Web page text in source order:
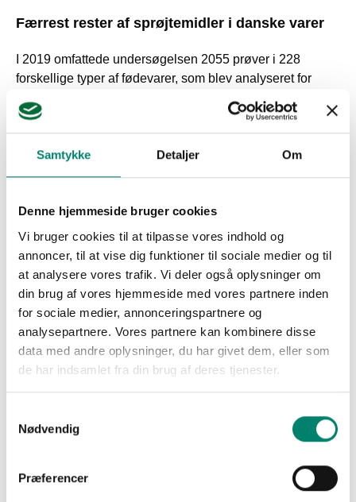
Samtykke Detaljer Om
Denne hjemmeside bruger cookies
Vi bruger cookies til at tilpasse vores indhold og
annoncer, til at vise dig funktioner til sociale medier og til
at analysere vores trafik. Vi deler også oplysninger om
din brug af vores hjemmeside med vores partnere inden
for sociale medier, annonceringspartnere og
analysepartnere. Vores partnere kan kombinere disse
data med andre oplysninger, du har givet dem, eller som
de har indsamlet fra din brug af deres tjenester.
Nødvendig
Præferencer
Færrest rester af sprøjtemidler i danske varer
I 2019 omfattede undersøgelsen 2055 prøver i 228
forskellige typer af fødevarer, som blev analyseret for
på at analysere de frugter og grøntsager, hvor der er
størst sandsynlighed for fund af pesticidrester og
desuden de produkter, hvor eksponeringen for
forbrugeren er størst.
”Rapporten viser, at danske fødevarer er af høj kvalitet.
Danske landmænd er dygtige til at håndtere de
planteværnsmidler, de har til rådighed og til at bruge dem
med omtanke. Det har landmændene god grund til at
være stolte af, ”siger Tanja Andersen, direktør i Dansk
Planteværn.
Dansk Planteværn imødekommer myndighedernes
arbejde med risikovurderinger af pesticidrester i danske
med respekt for sundhed og miljø, og til at sikre mere
mad til flere mennesker.
”Vi støtter op om myndighedernes kortlægning for at